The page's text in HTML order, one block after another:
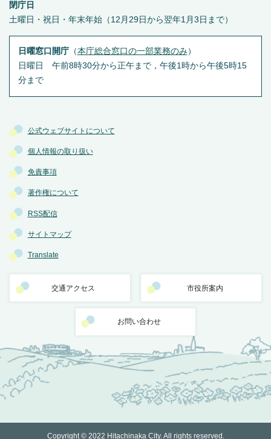
公式ウェブサイトについて
個人情報の取り扱い
免責事項
著作権について
RSS配信
サイトマップ
Translate
交通アクセス 市役所案内
お問い合わせ
閉庁日
土曜日・祝日・年末年始（12月29日から翌年1月3日まで）
日曜窓口開庁（本庁総合窓口の一部業務のみ ）
日曜日 午前8時30分から正午まで，午後1時から午後5時15
分まで
Copyright © 2022 Hitachinaka City. All rights reserved.